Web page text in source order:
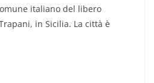
italiano del libero
in Sicilia. La città è